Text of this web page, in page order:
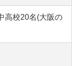
高校20名(大阪の